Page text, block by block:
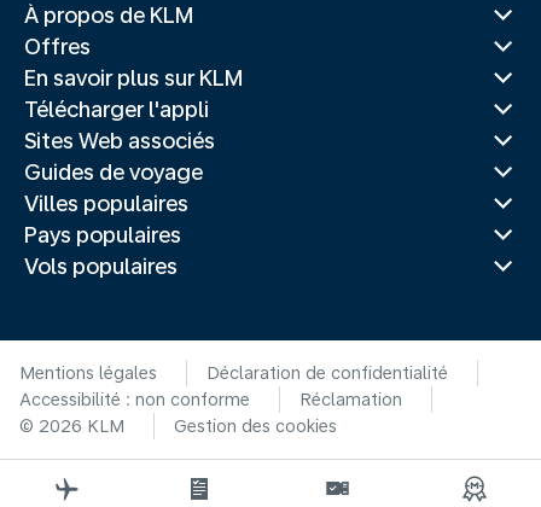
À propos de KLM
Offres
En savoir plus sur KLM
Télécharger l'appli
Sites Web associés
Guides de voyage
Villes populaires
Pays populaires
Vols populaires
Mentions légales
Déclaration de confidentialité
Accessibilité : non conforme
Réclamation
© 2026 KLM
Gestion des cookies